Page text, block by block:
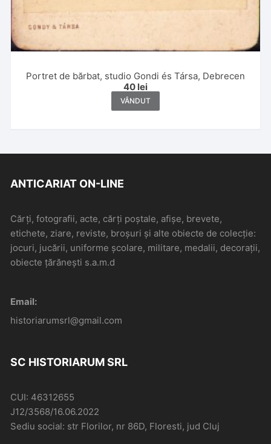
Portret de bărbat, studio Gondi és Társa, Debrecen
40 lei
VÂNDUT
ANTICARIAT ON-LINE
Cărți, fotografii, acte, cărți poștale, afișe, brevete,
etichete, ziare, reviste, broșuri și alte obiecte de colecție:
jocuri, jucării, uniforme școlare, militare, medalii, decorații,
obiecte țărănești s.a.m.d
Email:
historiarumsrl@gmail.com
SC HISTORIARUM SRL
CUI: 46312655
J12/3568/16.06.2022
Sediu social: str Florilor, nr 86D, Floresti, jud Cluj